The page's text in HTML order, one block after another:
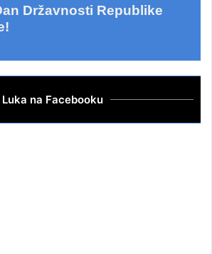
Državnosti Republike
Luka na Facebooku